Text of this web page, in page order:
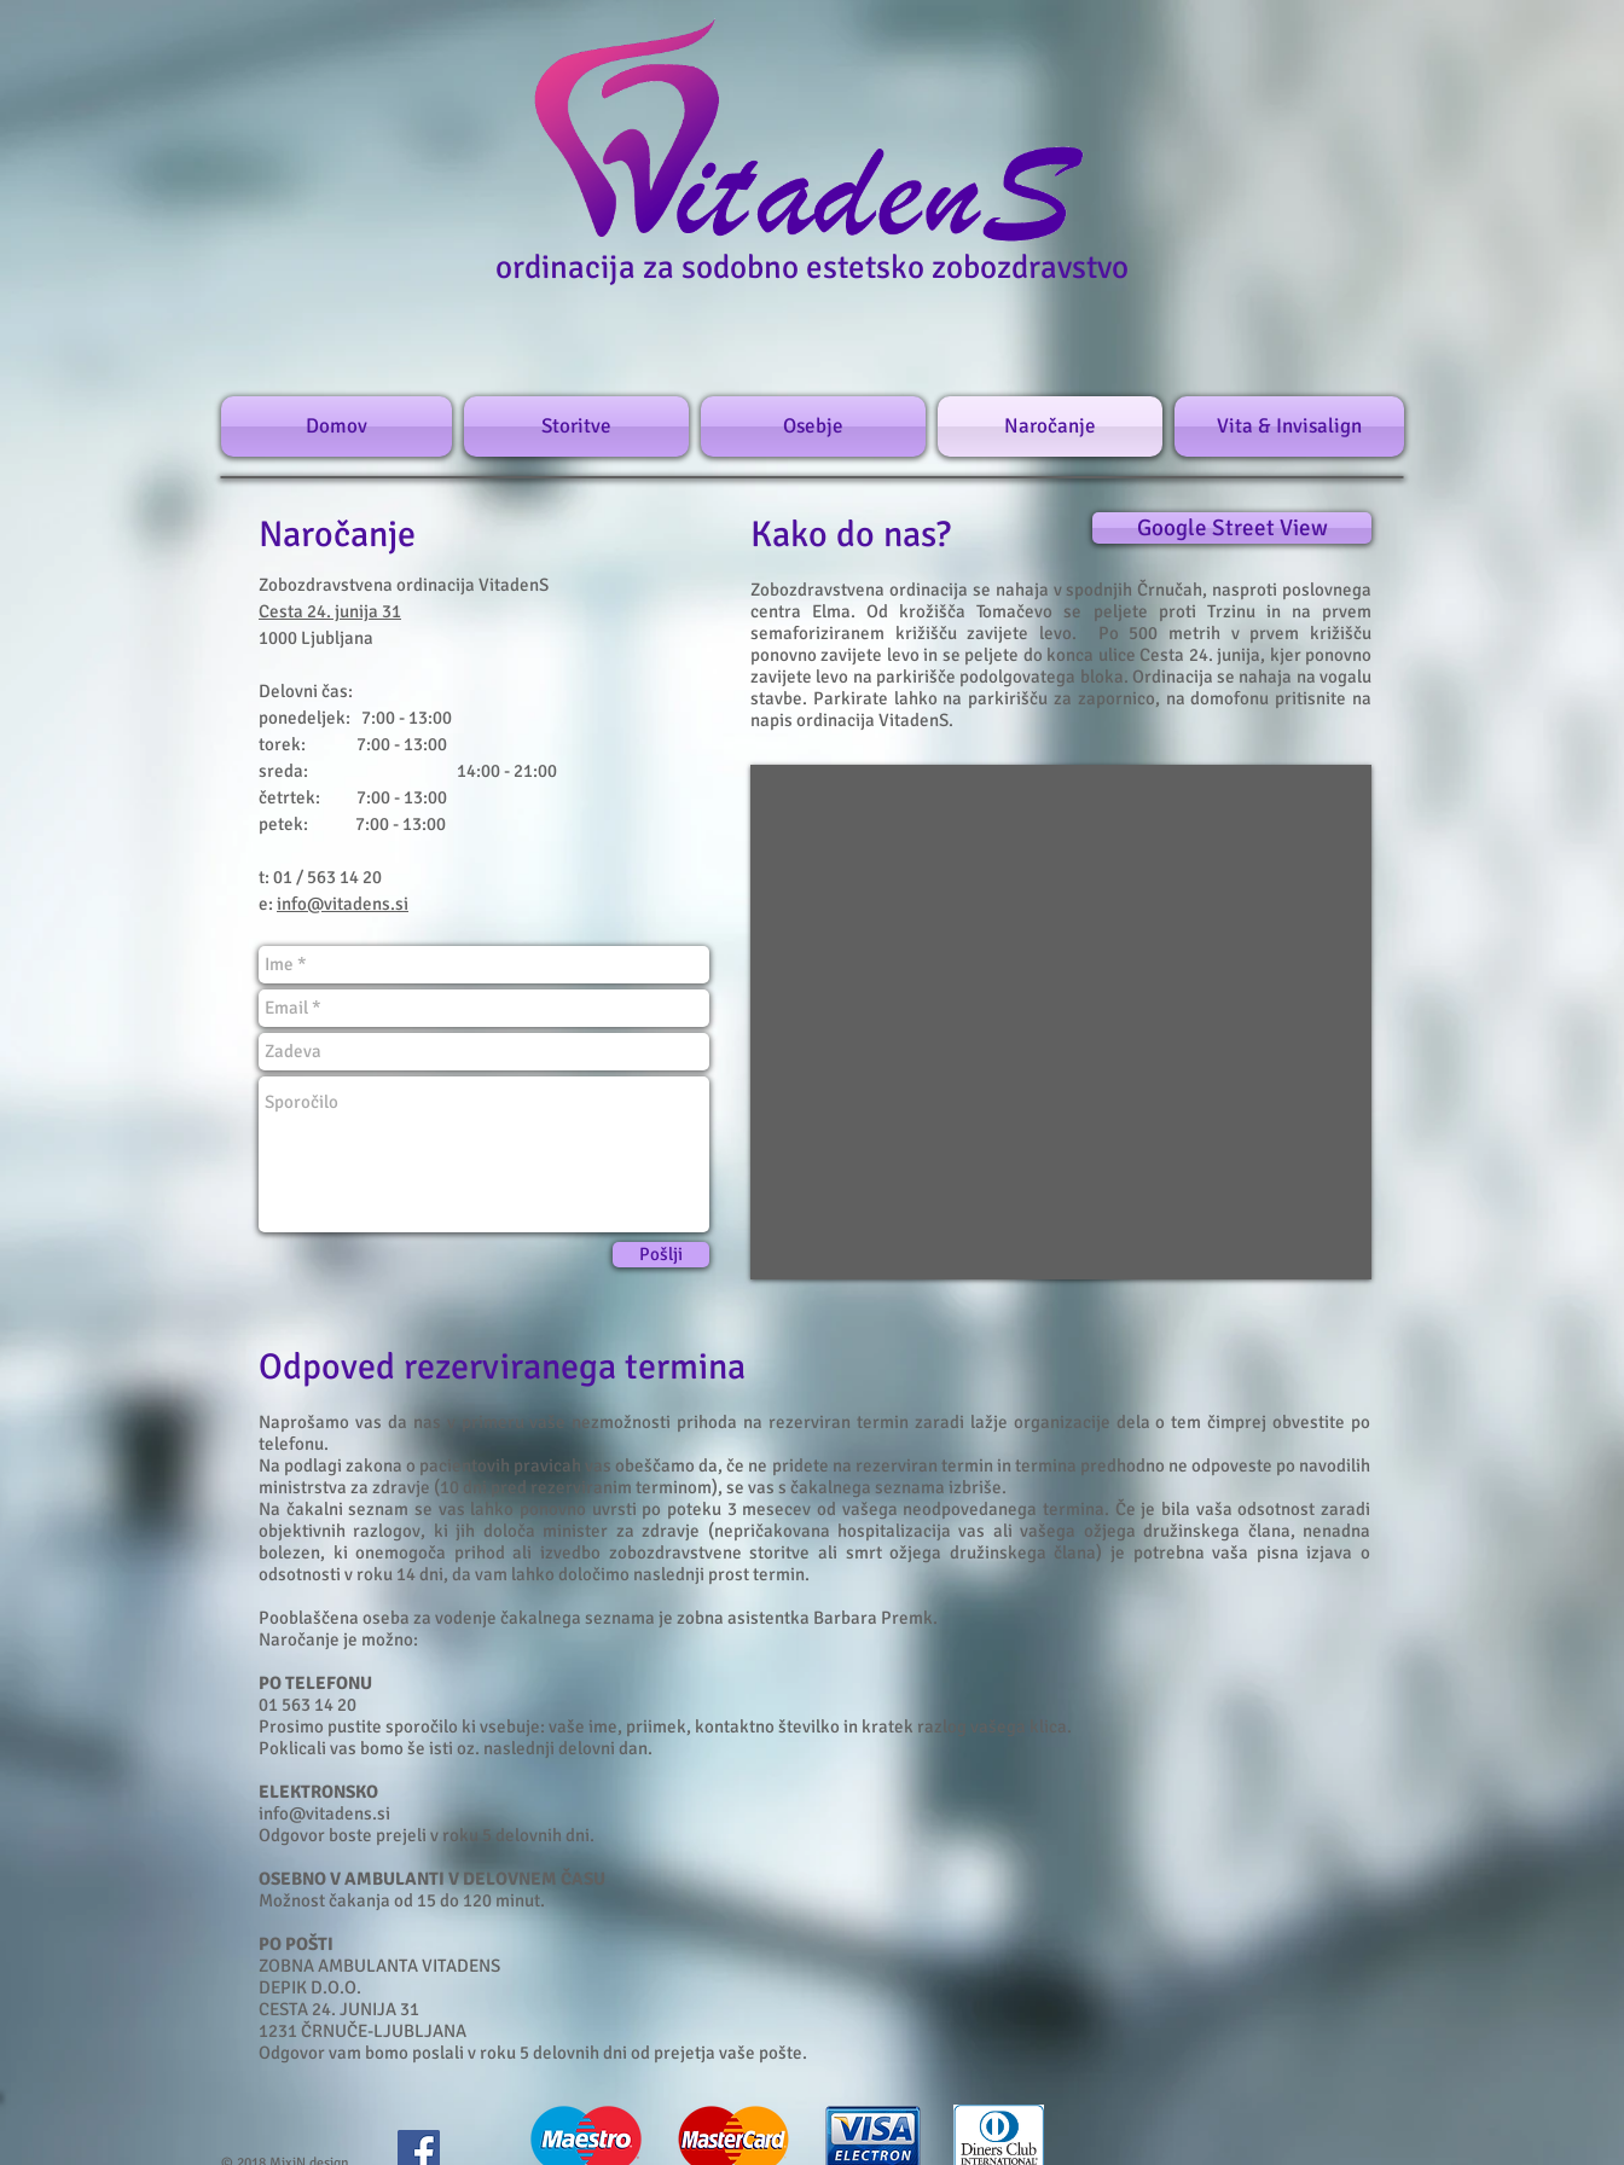
ordinacija za sodobno estetsko zobozdravstvo
Domov Storitve Osebje Naročanje Vita & Invisalign
Naročanje
Zobozdravstvena ordinacija VitadenS
Cesta 24. junija 31
1000 Ljubljana
Delovni čas:
ponedeljek: 7:00 - 13:00
torek: 7:00 - 13:00
sreda: 14:00 - 21:00
četrtek: 7:00 - 13:00
petek: 7:00 - 13:00
t: 01 / 563 14 20
e: info@vitadens.si
Pošlji
Kako do nas?
Zobozdravstvena ordinacija se nahaja v spodnjih Črnučah, nasproti poslovnega
centra Elma. Od krožišča Tomačevo se peljete proti Trzinu in na prvem
semaforiziranem križišču zavijete levo. Po 500 metrih v prvem križišču
ponovno zavijete levo in se peljete do konca ulice Cesta 24. junija, kjer ponovno
zavijete levo na parkirišče podolgovatega bloka. Ordinacija se nahaja na vogalu
stavbe. Parkirate lahko na parkirišču za zapornico, na domofonu pritisnite na
napis ordinacija VitadenS.
Google Street View
Odpoved rezerviranega termina
Naprošamo vas da nas v primeru vaše nezmožnosti prihoda na rezerviran termin zaradi lažje organizacije dela o tem čimprej obvestite po
telefonu.
Na podlagi zakona o pacientovih pravicah vas obeščamo da, če ne pridete na rezerviran termin in termina predhodno ne odpoveste po navodilih
ministrstva za zdravje (10 dni pred rezerviranim terminom), se vas s čakalnega seznama izbriše.
Na čakalni seznam se vas lahko ponovno uvrsti po poteku 3 mesecev od vašega neodpovedanega termina. Če je bila vaša odsotnost zaradi
objektivnih razlogov, ki jih določa minister za zdravje (nepričakovana hospitalizacija vas ali vašega ožjega družinskega člana, nenadna
bolezen, ki onemogoča prihod ali izvedbo zobozdravstvene storitve ali smrt ožjega družinskega člana) je potrebna vaša pisna izjava o
odsotnosti v roku 14 dni, da vam lahko določimo naslednji prost termin.
Pooblaščena oseba za vodenje čakalnega seznama je zobna asistentka Barbara Premk.
Naročanje je možno:
PO TELEFONU
01 563 14 20
Prosimo pustite sporočilo ki vsebuje: vaše ime, priimek, kontaktno številko in kratek razlog vašega klica.
Poklicali vas bomo še isti oz. naslednji delovni dan.
ELEKTRONSKO
info@vitadens.si
Odgovor boste prejeli v roku 5 delovnih dni.
OSEBNO V AMBULANTI V DELOVNEM ČASU
Možnost čakanja od 15 do 120 minut.
PO POŠTI
ZOBNA AMBULANTA VITADENS
DEPIK D.O.O.
CESTA 24. JUNIJA 31
1231 ČRNUČE-LJUBLJANA
Odgovor vam bomo poslali v roku 5 delovnih dni od prejetja vaše pošte.